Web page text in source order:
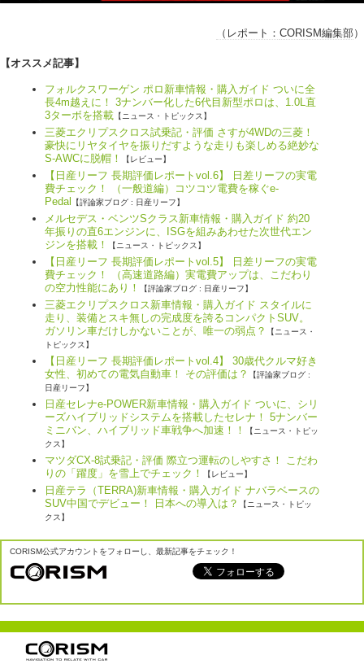
（レポート： CORISM編集部）
【オススメ記事】
フォルクスワーゲン ポロ新車情報・購入ガイド ついに全
長4m越えに！ 3ナンバー化した6代目新型ポロは、1.0L直
3ターボを搭載 【ニュース・トピックス】
三菱エクリプスクロス試乗記・評価 さすが4WDの三菱！
豪快にリヤタイヤを振りだすような走りも楽しめる絶妙な
S-AWCに脱帽！
【レビュー】
【日産リーフ 長期評価レポートvol.6】 日差リーフの実電
費チェック！ （一般道編）コツコツ電費を稼ぐe-
Pedal
【評論家ブログ : 日産リーフ】
メルセデス・ベンツSクラス新車情報・購入ガイド 約20
年振りの直6エンジンに、ISGを組みあわせた次世代エン
ジンを搭載！
【ニュース・トピックス】
【日産リーフ 長期評価レポートvol.5】 日差リーフの実電
費チェック！ （高速道路編）実電費アップは、こだわり
の空力性能にあり！
【評論家ブログ : 日産リーフ】
三菱エクリプスクロス新車情報・購入ガイド スタイルに
走り、装備とスキ無しの完成度を誇るコンパクトSUV。
ガソリン車だけしかないことが、唯一の弱点？
【ニュース・
トピックス】
【日産リーフ 長期評価レポートvol.4】 30歳代クルマ好き
女性、初めての電気自動車！ その評価は？
【評論家ブログ :
日産リーフ】
日産セレナe-POWER新車情報・購入ガイド ついに、シリ
ーズハイブリッドシステムを搭載したセレナ！ 5ナンバー
ミニバン、ハイブリッド車戦争へ加速！！
【ニュース・トピッ
クス】
マツダCX-8試乗記・評価 際立つ運転のしやすさ！ こだわ
りの「躍度」を雪上でチェック！
【レビュー】
日産テラ（TERRA)新車情報・購入ガイド ナバラベースの
SUV中国でデビュー！ 日本への導入は？
【ニュース・トピッ
クス】
CORISM公式アカウントをフォローし、最新記事をチェック！